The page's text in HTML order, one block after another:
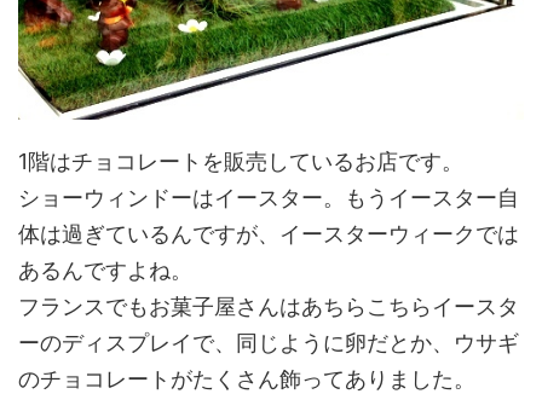
1階はチョコレートを販売しているお店です。
ショーウィンドーはイースター。もうイースター自
体は過ぎているんですが、イースターウィークでは
あるんですよね。
フランスでもお菓子屋さんはあちらこちらイースタ
ーのディスプレイで、同じように卵だとか、ウサギ
のチョコレートがたくさん飾ってありました。